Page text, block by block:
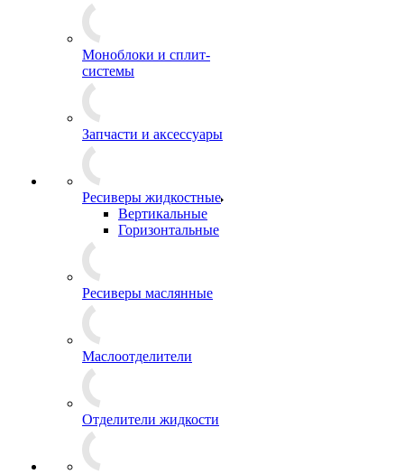
Моноблоки и сплит-
системы
Запчасти и аксессуары
Ресиверы жидкостные
Вертикальные
Горизонтальные
Ресиверы маслянные
Маслоотделители
Отделители жидкости